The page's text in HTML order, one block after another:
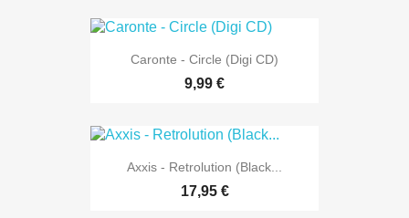
Caronte - Circle (Digi CD)
9,99 €
Axxis - Retrolution (Black...
17,95 €